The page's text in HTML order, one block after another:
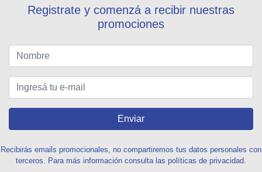
Registrate y comenzá a recibir nuestras
promociones
Enviar
Recibirás emails promocionales, no compartiremos tus datos personales con
terceros. Para más información consulta las políticas de privacidad.